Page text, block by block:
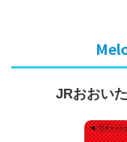
JRおおい